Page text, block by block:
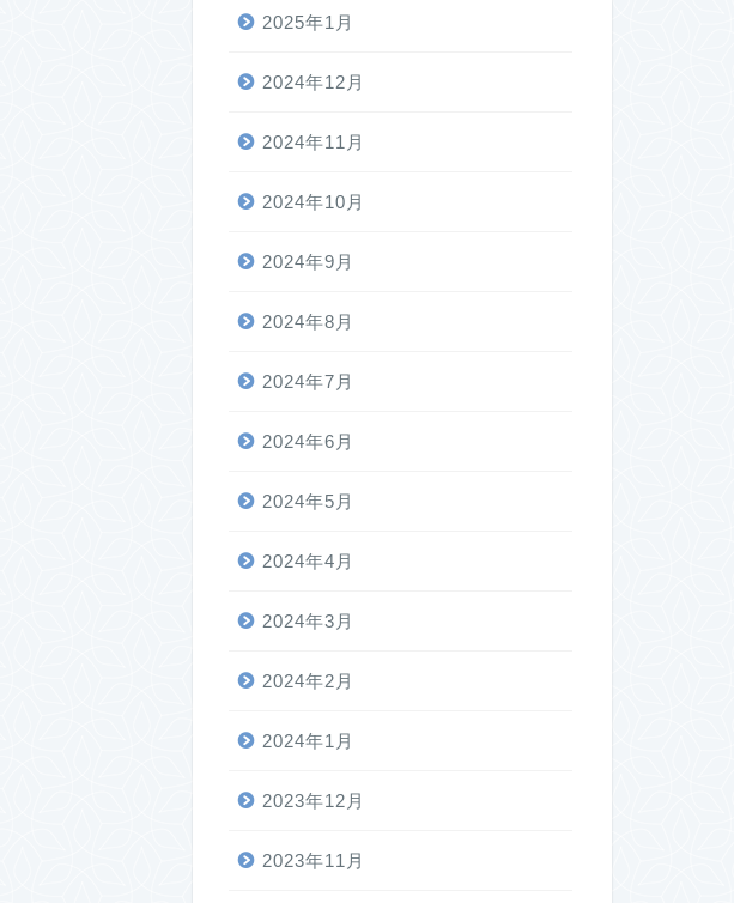
2025年1月
2024年12月
2024年11月
2024年10月
2024年9月
2024年8月
2024年7月
2024年6月
2024年5月
2024年4月
2024年3月
2024年2月
2024年1月
2023年12月
2023年11月